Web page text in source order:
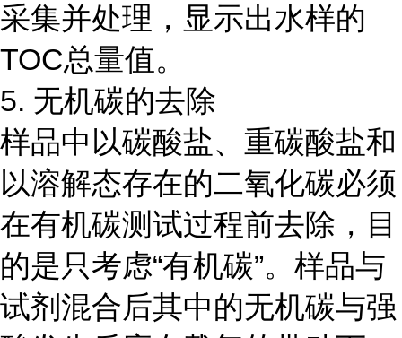
采集并处理，显示出水样的
TOC总量值。
5. 无机碳的去除
样品中以碳酸盐、重碳酸盐和
以溶解态存在的二氧化碳必须
在有机碳测试过程前去除，目
的是只考虑“有机碳”。样品与
试剂混合后其中的无机碳与强